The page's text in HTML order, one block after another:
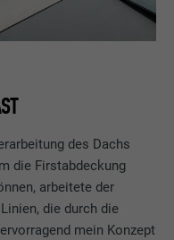
des Dachs
die Firstabdeckung
arbeitete der
die durch die
mein Konzept